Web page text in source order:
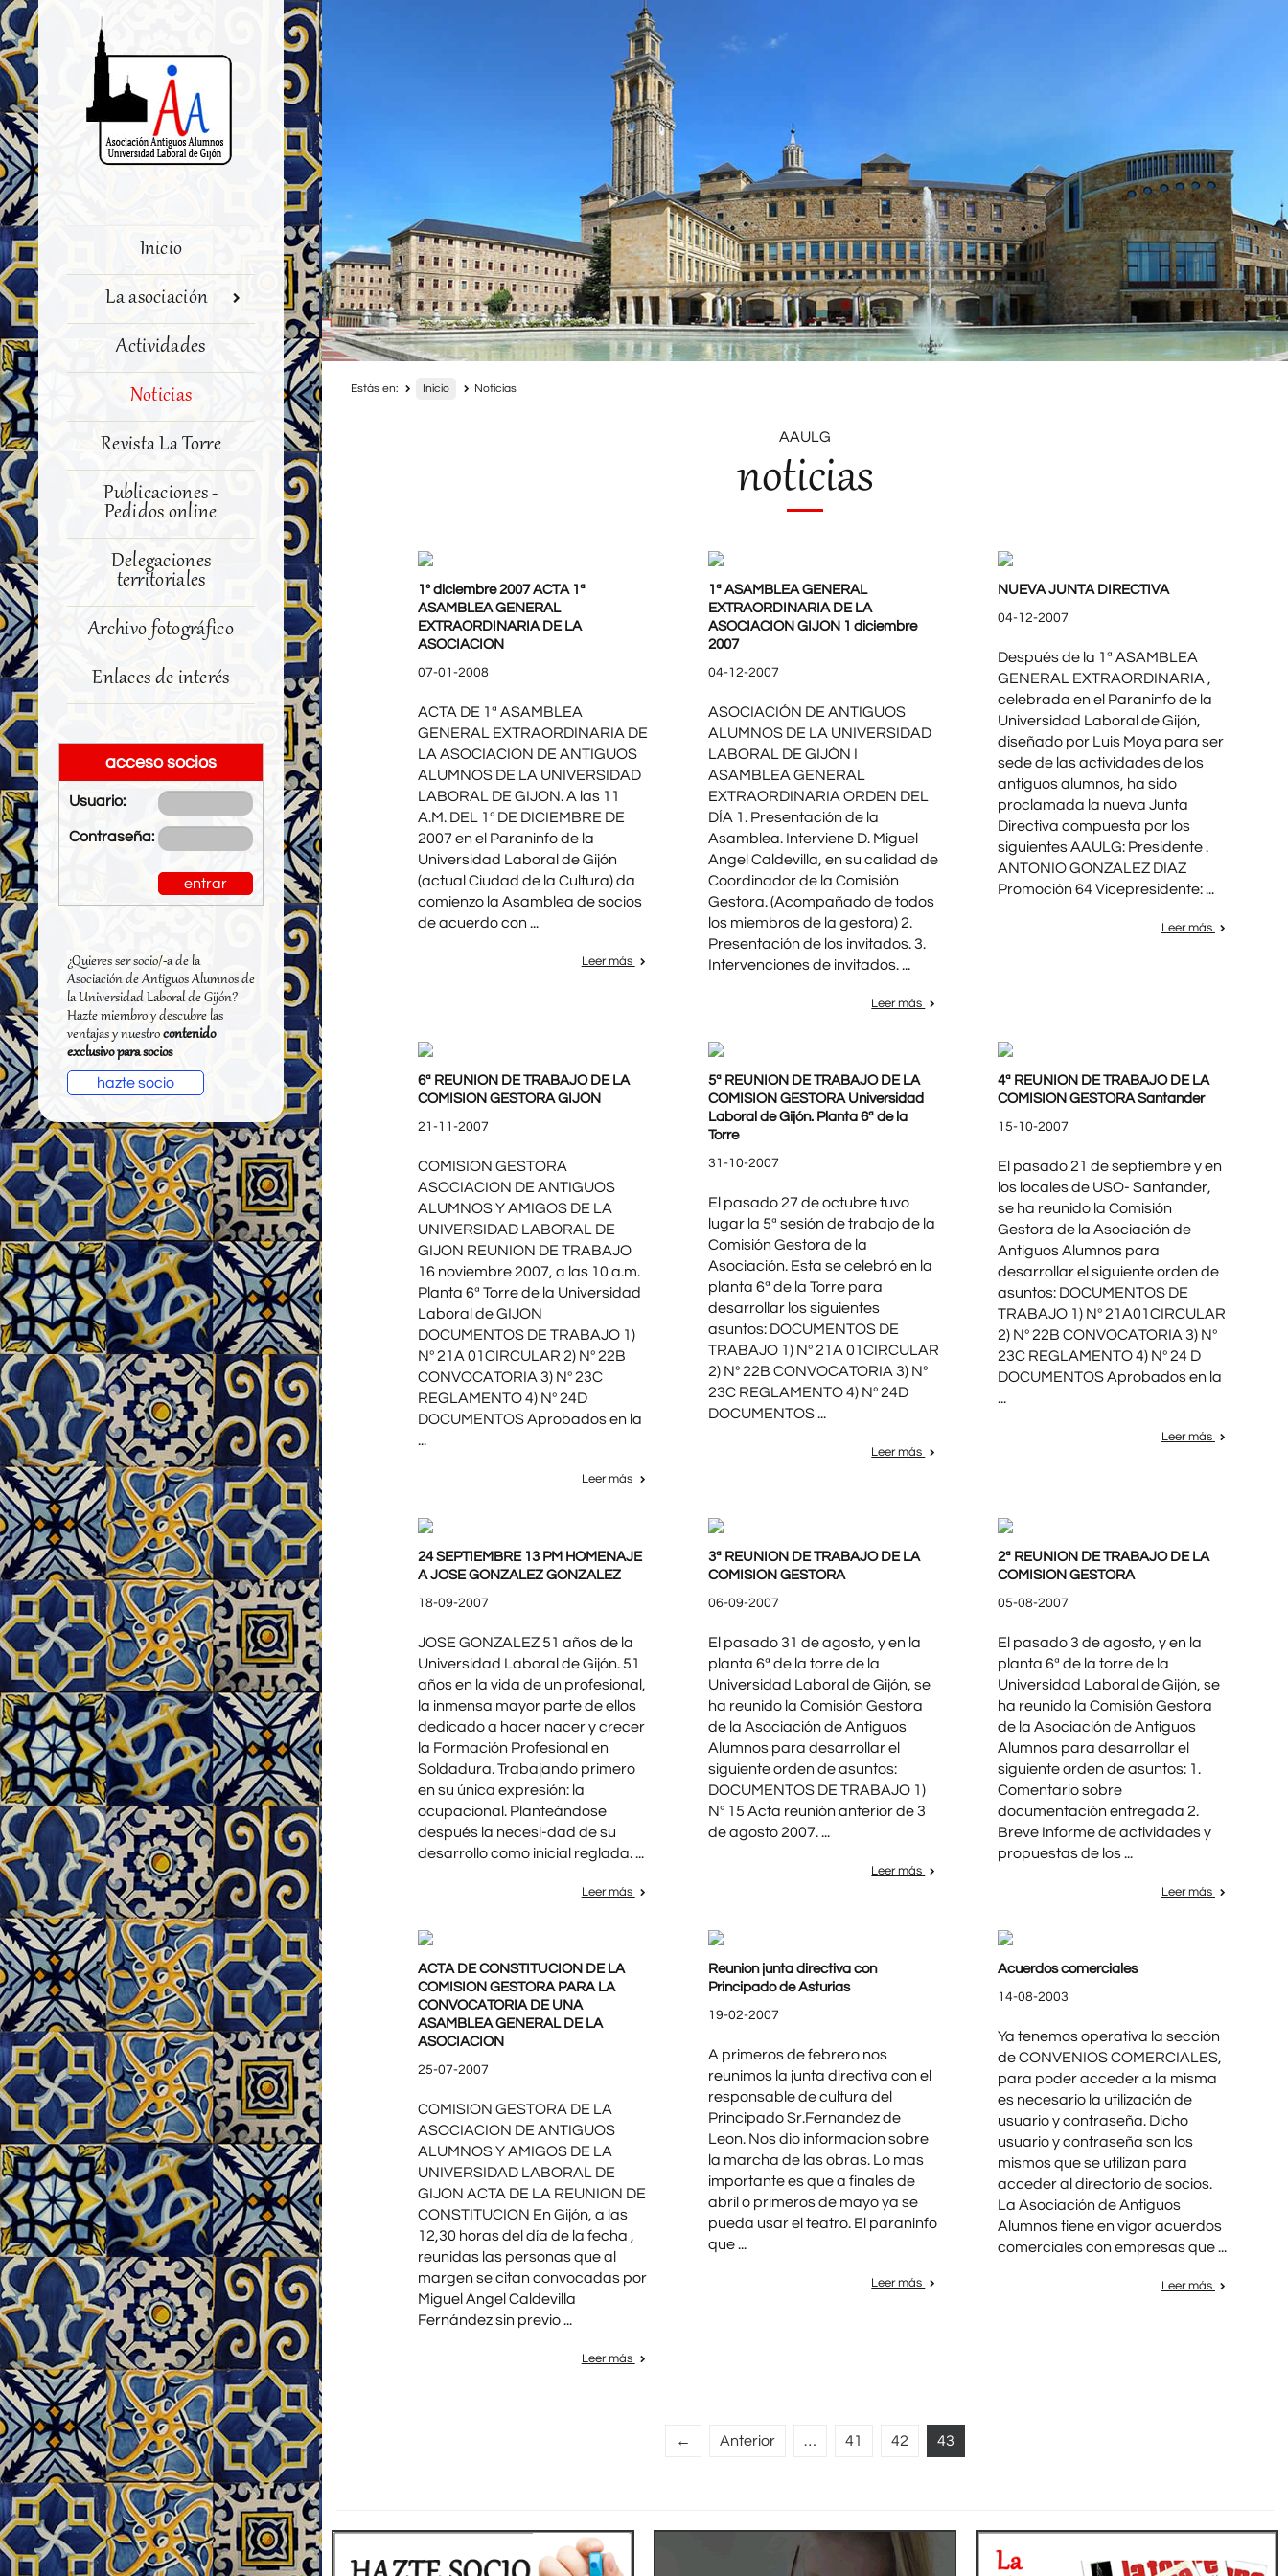
Inicio
La asociación
Actividades
Noticias
Revista La Torre
Publicaciones -
Pedidos online
Delegaciones
territoriales
Archivo fotográfico
Enlaces de interés
acceso socios
Usuario:
Contraseña:
entrar
¿Quieres ser socio/-a de la
Asociación de Antiguos Alumnos de
la Universidad Laboral de Gijón?
Hazte miembro y descubre las
ventajas y nuestrocontenido
exclusivo para socios
hazte socio
Estás en: Inicio Noticias
AAULG
noticias
1º diciembre 2007 ACTA 1ª
ASAMBLEA GENERAL
EXTRAORDINARIA DE LA
ASOCIACION
07-01-2008
ACTA DE 1ª ASAMBLEA
GENERAL EXTRAORDINARIA DE
LA ASOCIACION DE ANTIGUOS
ALUMNOS DE LA UNIVERSIDAD
LABORAL DE GIJON. A las 11
A.M. DEL 1º DE DICIEMBRE DE
2007 en el Paraninfo de la
Universidad Laboral de Gijón
(actual Ciudad de la Cultura) da
comienzo la Asamblea de socios
de acuerdo con ...
Leer más
1ª ASAMBLEA GENERAL
EXTRAORDINARIA DE LA
ASOCIACION GIJON 1 diciembre
2007
04-12-2007
ASOCIACIÓN DE ANTIGUOS
ALUMNOS DE LA UNIVERSIDAD
LABORAL DE GIJÓN I
ASAMBLEA GENERAL
EXTRAORDINARIA ORDEN DEL
DÍA 1. Presentación de la
Asamblea. Interviene D. Miguel
Angel Caldevilla, en su calidad de
Coordinador de la Comisión
Gestora. (Acompañado de todos
los miembros de la gestora) 2.
Presentación de los invitados. 3.
Intervenciones de invitados. ...
Leer más
NUEVA JUNTA DIRECTIVA
04-12-2007
Después de la 1ª ASAMBLEA
GENERAL EXTRAORDINARIA ,
celebrada en el Paraninfo de la
Universidad Laboral de Gijón,
diseñado por Luis Moya para ser
sede de las actividades de los
antiguos alumnos, ha sido
proclamada la nueva Junta
Directiva compuesta por los
siguientes AAULG: Presidente .
ANTONIO GONZALEZ DIAZ
Promoción 64 Vicepresidente: ...
Leer más
6ª REUNION DE TRABAJO DE LA
COMISION GESTORA GIJON
21-11-2007
COMISION GESTORA
ASOCIACION DE ANTIGUOS
ALUMNOS Y AMIGOS DE LA
UNIVERSIDAD LABORAL DE
GIJON REUNION DE TRABAJO
16 noviembre 2007, a las 10 a.m.
Planta 6ª Torre de la Universidad
Laboral de GIJON
DOCUMENTOS DE TRABAJO 1)
Nº 21A 01CIRCULAR 2) Nº 22B
CONVOCATORIA 3) Nº 23C
REGLAMENTO 4) Nº 24D
DOCUMENTOS Aprobados en la
...
Leer más
5ª REUNION DE TRABAJO DE LA
COMISION GESTORA Universidad
Laboral de Gijón. Planta 6ª de la
Torre
31-10-2007
El pasado 27 de octubre tuvo
lugar la 5ª sesión de trabajo de la
Comisión Gestora de la
Asociación. Esta se celebró en la
planta 6ª de la Torre para
desarrollar los siguientes
asuntos: DOCUMENTOS DE
TRABAJO 1) Nº 21A 01CIRCULAR
2) Nº 22B CONVOCATORIA 3) Nº
23C REGLAMENTO 4) Nº 24D
DOCUMENTOS ...
Leer más
4ª REUNION DE TRABAJO DE LA
COMISION GESTORA Santander
15-10-2007
El pasado 21 de septiembre y en
los locales de USO- Santander,
se ha reunido la Comisión
Gestora de la Asociación de
Antiguos Alumnos para
desarrollar el siguiente orden de
asuntos: DOCUMENTOS DE
TRABAJO 1) Nº 21A01CIRCULAR
2) Nº 22B CONVOCATORIA 3) Nº
23C REGLAMENTO 4) Nº 24 D
DOCUMENTOS Aprobados en la
...
Leer más
24 SEPTIEMBRE 13 PM HOMENAJE
A JOSE GONZALEZ GONZALEZ
18-09-2007
JOSE GONZALEZ 51 años de la
Universidad Laboral de Gijón. 51
años en la vida de un profesional,
la inmensa mayor parte de ellos
dedicado a hacer nacer y crecer
la Formación Profesional en
Soldadura. Trabajando primero
en su única expresión: la
ocupacional. Planteándose
después la necesi-dad de su
desarrollo como inicial reglada. ...
Leer más
3ª REUNION DE TRABAJO DE LA
COMISION GESTORA
06-09-2007
El pasado 31 de agosto, y en la
planta 6ª de la torre de la
Universidad Laboral de Gijón, se
ha reunido la Comisión Gestora
de la Asociación de Antiguos
Alumnos para desarrollar el
siguiente orden de asuntos:
DOCUMENTOS DE TRABAJO 1)
Nº 15 Acta reunión anterior de 3
de agosto 2007. ...
Leer más
2ª REUNION DE TRABAJO DE LA
COMISION GESTORA
05-08-2007
El pasado 3 de agosto, y en la
planta 6ª de la torre de la
Universidad Laboral de Gijón, se
ha reunido la Comisión Gestora
de la Asociación de Antiguos
Alumnos para desarrollar el
siguiente orden de asuntos: 1.
Comentario sobre
documentación entregada 2.
Breve Informe de actividades y
propuestas de los ...
Leer más
ACTA DE CONSTITUCION DE LA
COMISION GESTORA PARA LA
CONVOCATORIA DE UNA
ASAMBLEA GENERAL DE LA
ASOCIACION
25-07-2007
COMISION GESTORA DE LA
ASOCIACION DE ANTIGUOS
ALUMNOS Y AMIGOS DE LA
UNIVERSIDAD LABORAL DE
GIJON ACTA DE LA REUNION DE
CONSTITUCION En Gijón, a las
12,30 horas del día de la fecha ,
reunidas las personas que al
margen se citan convocadas por
Miguel Angel Caldevilla
Fernández sin previo ...
Leer más
Reunion junta directiva con
Principado de Asturias
19-02-2007
A primeros de febrero nos
reunimos la junta directiva con el
responsable de cultura del
Principado Sr.Fernandez de
Leon. Nos dio informacion sobre
la marcha de las obras. Lo mas
importante es que a finales de
abril o primeros de mayo ya se
pueda usar el teatro. El paraninfo
que ...
Leer más
Acuerdos comerciales
14-08-2003
Ya tenemos operativa la sección
de CONVENIOS COMERCIALES,
para poder acceder a la misma
es necesario la utilización de
usuario y contraseña. Dicho
usuario y contraseña son los
mismos que se utilizan para
acceder al directorio de socios.
La Asociación de Antiguos
Alumnos tiene en vigor acuerdos
comerciales con empresas que ...
Leer más
← Anterior … 41 42 43